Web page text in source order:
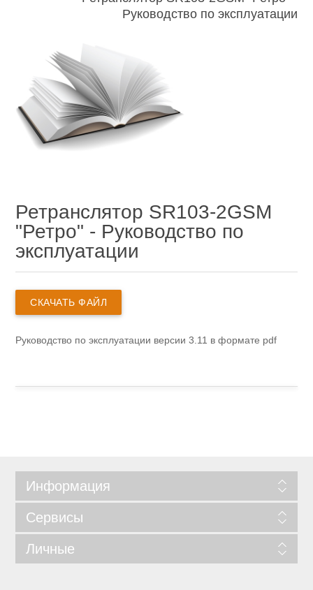
Руководство по эксплуатации
Ретранслятор SR103-2GSM
"Ретро" - Руководство по
эксплуатации
СКАЧАТЬ ФАЙЛ
Руководство по эксплуатации версии 3.11 в формате pdf
Информация
Сервисы
Личные